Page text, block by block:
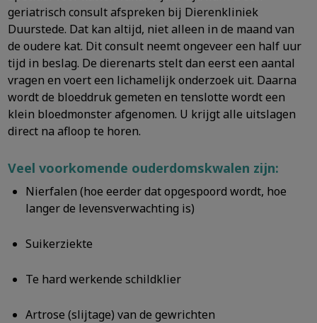
geriatrisch consult afspreken bij Dierenkliniek
Duurstede. Dat kan altijd, niet alleen in de maand van
de oudere kat. Dit consult neemt ongeveer een half uur
tijd in beslag. De dierenarts stelt dan eerst een aantal
vragen en voert een lichamelijk onderzoek uit. Daarna
wordt de bloeddruk gemeten en tenslotte wordt een
klein bloedmonster afgenomen. U krijgt alle uitslagen
direct na afloop te horen.
Veel voorkomende ouderdomskwalen zijn:
Nierfalen (hoe eerder dat opgespoord wordt, hoe
langer de levensverwachting is)
Suikerziekte
Te hard werkende schildklier
Artrose (slijtage) van de gewrichten